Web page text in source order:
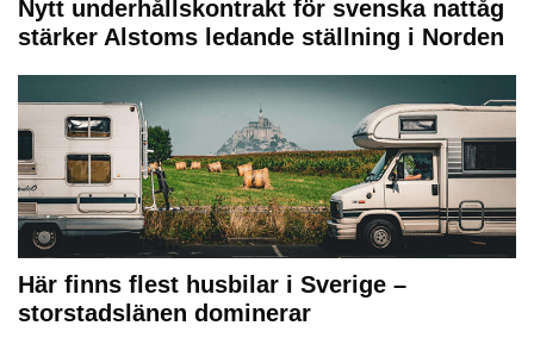
Nytt underhållskontrakt för svenska nattåg
stärker Alstoms ledande ställning i Norden
Här finns flest husbilar i Sverige –
storstadslänen dominerar